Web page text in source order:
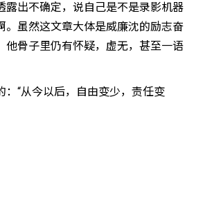
露出不确定，说自己是不是录影机器
。虽然这文章大体是威廉沈的励志奋
他骨子里仍有怀疑，虚无，甚至一语
：“从今以后，自由变少，责任变